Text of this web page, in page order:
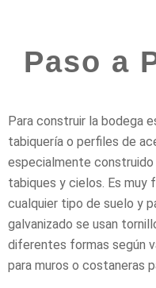
Paso a
Para construir la bodega
tabiquería o perfiles de
especialmente construido
tabiques y cielos. Es muy
cualquier tipo de suelo y
galvanizado se usan
diferentes formas según
para muros o costaneras